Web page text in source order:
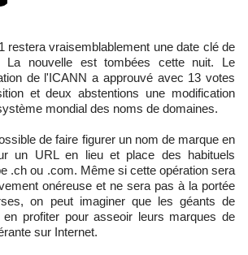
La nouvelle est tombées cette nuit. Le
de l'ICANN a approuvé avec 13 votes
et deux abstentions une modification
mondial des noms de domaines.
de faire figurer un nom de marque en
un URL en lieu et place des habituels
.ch ou .com. Même si cette opération sera
onéreuse et ne sera pas à la portée
on peut imaginer que les géants de
en profiter pour asseoir leurs marques de
sur Internet.